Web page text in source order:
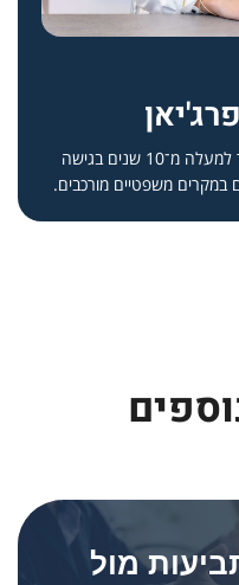
עו״ד קורל פרג'יאן מלווה לקוחות כבר למעלה מ־10 שנים בגישה
במקרים משפטיים מורכבים.
מול